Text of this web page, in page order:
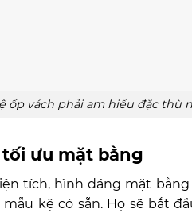
ốp vách phải am hiểu đặc thù
ưu mặt bằng
tích, hình dáng mặt
kệ có sẵn. Họ sẽ bắt